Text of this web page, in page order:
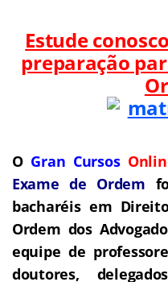
Estude
preparação
O Gran Cursos
Exame de Ordem f
bacharéis em
Ordem dos
equipe de
doutores,